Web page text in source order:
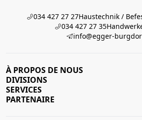
034 427 27 27Haustechnik /
034 427 27 35
info@egger-
À PROPOS DE NOUS
DIVISIONS
SERVICES
PARTENAIRE